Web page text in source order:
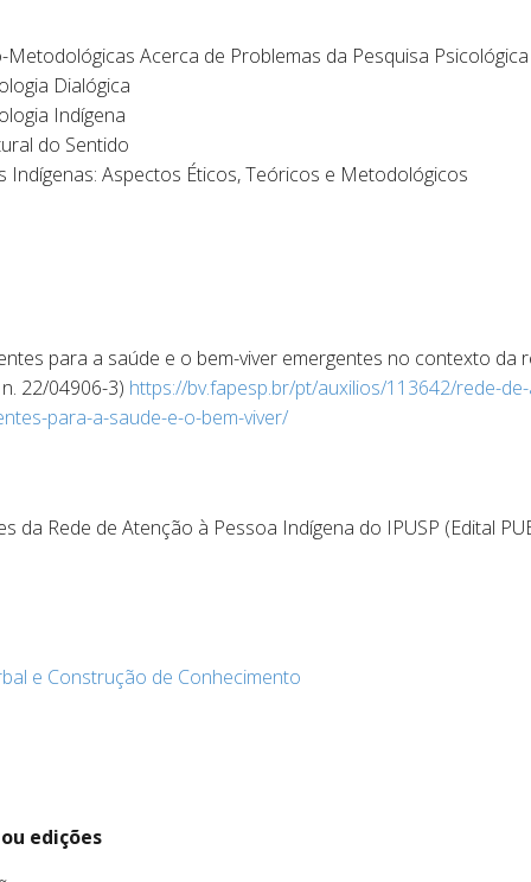
Metodológicas Acerca de Problemas da Pesquisa Psicológica
Dialógica
Indígena
do Sentido
Indígenas: Aspectos Éticos, Teóricos e Metodológicos
para a saúde e o bem-viver emergentes no contexto da
22/04906-3) https://bv.fapesp.br/pt/auxilios/113642/rede-
para-a-saude-e-o-bem-viver/
da Rede de Atenção à Pessoa Indígena do IPUSP (Edital
e Construção de Conhecimento
edições